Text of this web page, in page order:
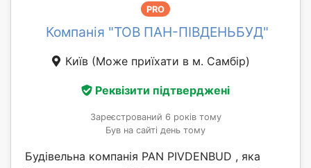
PRO
Компанія "ТОВ ПАН-ПІВДЕНЬБУД"
Київ (Може приїхати в м. Самбір)
Реквізити підтверджені
Зареєстрований 6 років тому
Був на сайті день тому
Будівельна компанія PAN PIVDENBUD , яка